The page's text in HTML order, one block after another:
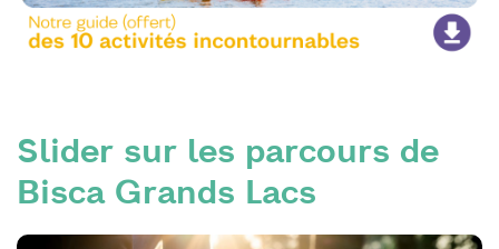
Slider sur les parcours de
Bisca Grands Lacs